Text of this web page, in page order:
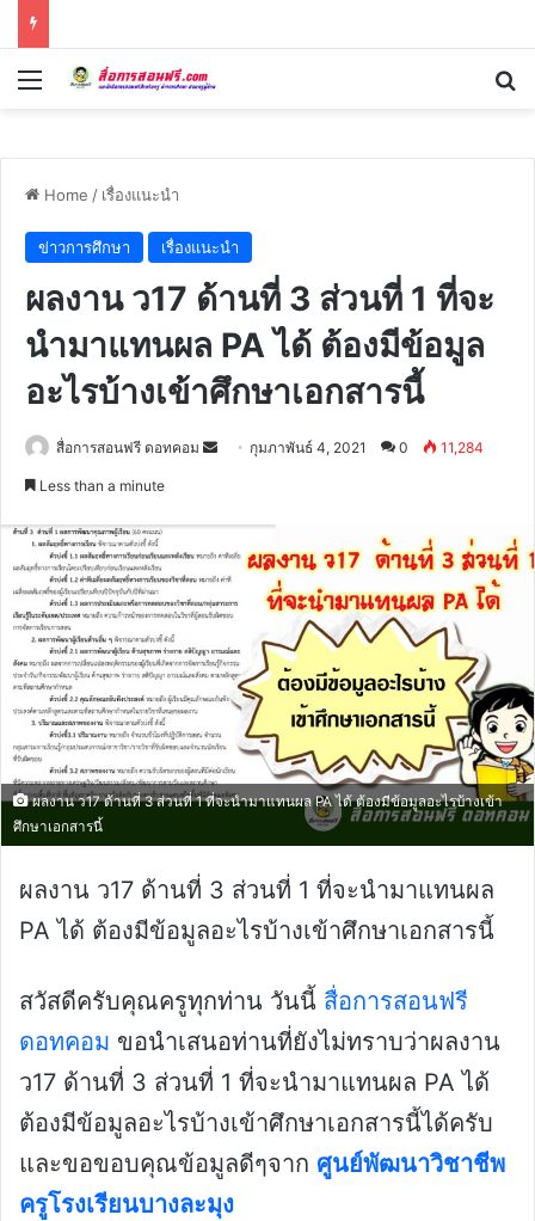
Menu
Home / เรื่องแนะนำ
ข่าวการศึกษา เรื่องแนะนำ
ผลงาน ว17 ด้านที่ 3 ส่วนที่ 1 ที่จะ
นำมาแทนผล PA ได้ ต้องมีข้อมูล
อะไรบ้างเข้าศึกษาเอกสารนี้
สื่อการสอนฟรี ดอทคอม
Send กุมภาพันธ์ 4, 2021 0 11,284
Less than a minute
ผลงาน ว17 ด้านที่ 3 ส่วนที่ 1 ที่จะนำมาแทนผล PA ได้ ต้องมีข้อมูลอะไรบ้างเข้า
ศึกษาเอกสารนี้
ผลงาน ว17 ด้านที่ 3 ส่วนที่ 1 ที่จะนำมาแทนผล
PA ได้ ต้องมีข้อมูลอะไรบ้างเข้าศึกษาเอกสารนี้
สวัสดีครับคุณครูทุกท่าน วันนี้ สื่อการสอนฟรี
ดอทคอม ขอนำเสนอท่านที่ยังไม่ทราบว่าผลงาน
ว17 ด้านที่ 3 ส่วนที่ 1 ที่จะนำมาแทนผล PA ได้
ต้องมีข้อมูลอะไรบ้างเข้าศึกษาเอกสารนี้ได้ครับ
และขอขอบคุณข้อมูลดีๆจาก ศูนย์พัฒนาวิชาชีพ
ครูโรงเรียนบางละมุง